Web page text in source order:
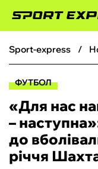
ФУТБОЛ
БОКС
ХОКЕЙ
sport-express
ФУТБОЛ
«Для нас
–
до
річчя